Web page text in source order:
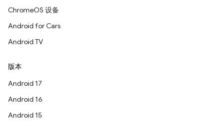
ChromeOS 设备
Android for Cars
Android TV
版本
Android 17
Android 16
Android 15